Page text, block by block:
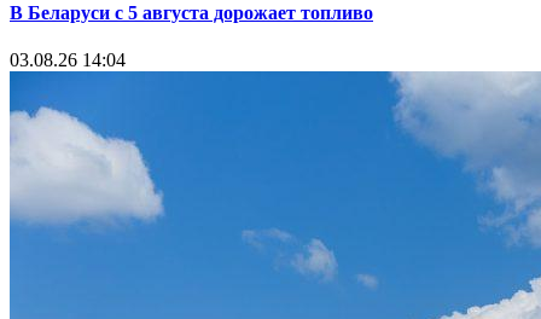
В Беларуси с 5 августа дорожает топливо
03.08.26 14:04